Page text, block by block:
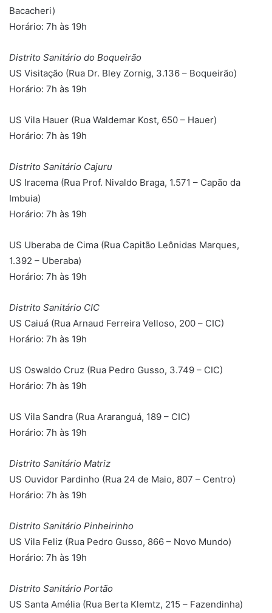
Bacacheri)
Horário: 7h às 19h
Distrito Sanitário do Boqueirão
US Visitação (Rua Dr. Bley Zornig, 3.136 – Boqueirão)
Horário: 7h às 19h
US Vila Hauer (Rua Waldemar Kost, 650 – Hauer)
Horário: 7h às 19h
Distrito Sanitário Cajuru
US Iracema (Rua Prof. Nivaldo Braga, 1.571 – Capão da
Imbuia)
Horário: 7h às 19h
US Uberaba de Cima (Rua Capitão Leônidas Marques,
1.392 – Uberaba)
Horário: 7h às 19h
Distrito Sanitário CIC
US Caiuá (Rua Arnaud Ferreira Velloso, 200 – CIC)
Horário: 7h às 19h
US Oswaldo Cruz (Rua Pedro Gusso, 3.749 – CIC)
Horário: 7h às 19h
US Vila Sandra (Rua Araranguá, 189 – CIC)
Horário: 7h às 19h
Distrito Sanitário Matriz
US Ouvidor Pardinho (Rua 24 de Maio, 807 – Centro)
Horário: 7h às 19h
Distrito Sanitário Pinheirinho
US Vila Feliz (Rua Pedro Gusso, 866 – Novo Mundo)
Horário: 7h às 19h
Distrito Sanitário Portão
US Santa Amélia (Rua Berta Klemtz, 215 – Fazendinha)